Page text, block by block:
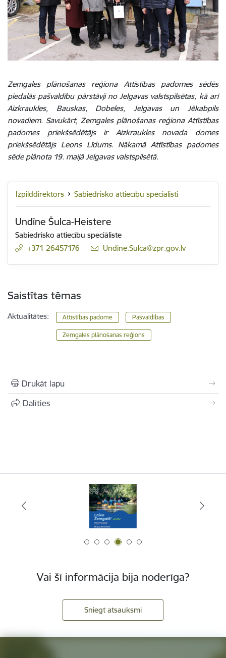
Zemgales plānošanas reģiona Attīstības padomes sēdēs
piedalās pašvaldību pārstāvji no Jelgavas valstspilsētas, kā arī
Aizkraukles, Bauskas, Dobeles, Jelgavas un Jēkabpils
novadiem. Savukārt, Zemgales plānošanas reģiona Attīstības
padomes priekšsēdētājs ir Aizkraukles novada domes
priekšsēdētājs Leons Līdums. Nākamā Attīstības padomes
sēde plānota 19. maijā Jelgavas valstspilsētā.
Izpilddirektors Sabiedrisko attiecību speciālisti
Undīne Šulca-Heistere
Sabiedrisko attiecību speciāliste
+371 26457176
E-pasts:
Undine.Sulca@zpr.gov.lv
Saistītas tēmas
Aktualitātes: Attīstības padome Pašvaldības
Zemgales plānošanas reģions
Drukāt lapu
Dalīties
Vai šī informācija bija noderīga?
Sniegt atsauksmi